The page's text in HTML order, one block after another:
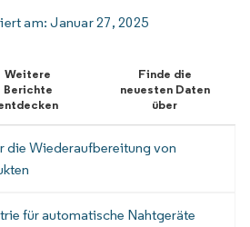
am:Januar 27, 2025
Weitere
Berichte
Finde die
neuesten Daten
über
die Wiederaufbereitung von
für automatische Nahtgeräte